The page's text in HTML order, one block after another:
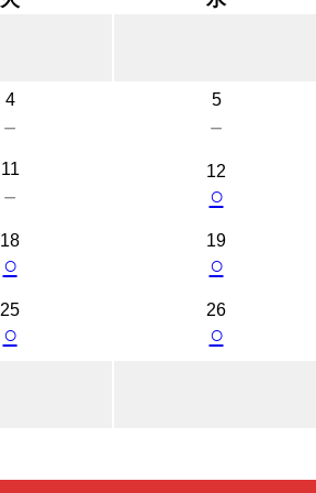
4
－
5
－
11
－
12
○
18
○
19
○
25
○
26
○